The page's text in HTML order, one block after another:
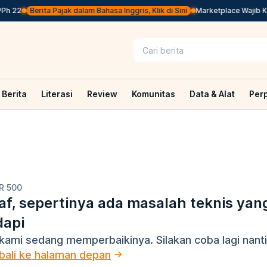
22 Berita Pajak dalam Bahasa Inggris, Klik di Sini Marketplace Wajib
Berita Literasi Review Komunitas Data & Alat
500
sepertinya ada masalah teknis
sedang memperbaikinya. Silakan coba lagi
ke halaman depan